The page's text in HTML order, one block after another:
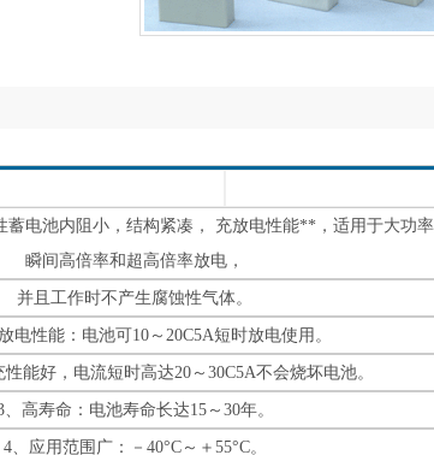
蓄电池内阻小，结构紧凑， 充放电性能**，适用于大功
瞬间高倍率和超高倍率放电，
并且工作时不产生腐蚀性气体。
电性能：电池可10～20C5A短时放电使用。
能好，电流短时高达20～30C5A不会烧坏电池。
、高寿命：电池寿命长达15～30年。
4、应用范围广：－40°C～＋55°C。